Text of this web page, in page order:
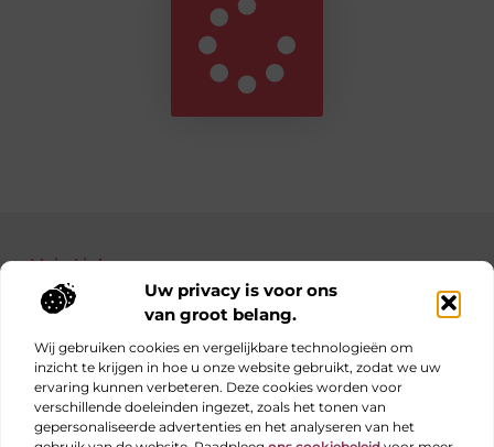
Uw privacy is voor ons
van groot belang.
Wij gebruiken cookies en vergelijkbare technologieën om
inzicht te krijgen in hoe u onze website gebruikt, zodat we uw
ervaring kunnen verbeteren. Deze cookies worden voor
verschillende doeleinden ingezet, zoals het tonen van
gepersonaliseerde advertenties en het analyseren van het
Main Links
Bekende Nederlanders
Elke dag iets nieuws op obs-beukenlaan.nl
Blogs vol inspiratie, inzichten en tips voor jouw dagelijks
leven.